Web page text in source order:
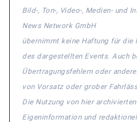
Bild-, Ton-, Video-, Medien- und
News Network GmbH
übernimmt keine Haftung für
des dargestellten Events. Auch
Übertragungsfehlern oder
von Vorsatz oder grober
Die Nutzung von hier
Eigeninformation und